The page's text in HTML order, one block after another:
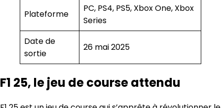
Plateforme
PC, PS4, PS5, Xbox One, Xbox
Series
Date de
sortie
26 mai 2025
F1 25, le jeu de course attendu